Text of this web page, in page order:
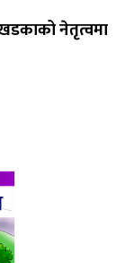
खडकाको नेतृत्वमा